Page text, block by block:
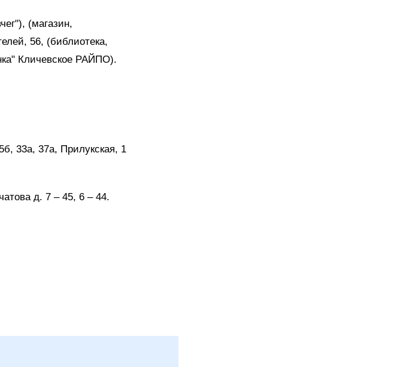
(магазин,
56, (библиотека,
Кличевское РАЙПО).
33а, 37а, Прилукская, 1
д. 7 – 45, 6 – 44.